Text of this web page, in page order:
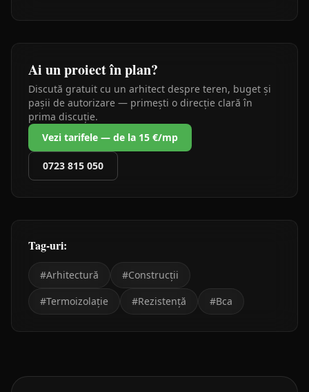
Ai un proiect în plan?
Discută gratuit cu un arhitect despre teren, buget și
pașii de autorizare — primești o direcție clară în
prima discuție.
Vezi tarifele — de la 15 €/mp
0723 815 050
Tag-uri:
#Arhitectură #Construcții
#Termoizolație #Rezistență #Bca